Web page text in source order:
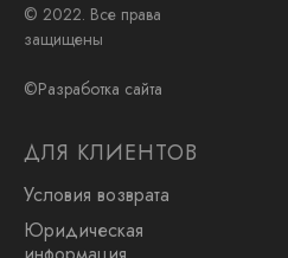
© 2022. Все права
защищены
©Разработка сайта
ДЛЯ КЛИЕНТОВ
Условия возврата
Юридическая